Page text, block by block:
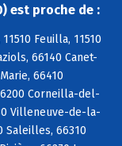
est proche de :
Feuilla, 11510
66140 Canet-
66410
Corneilla-del-
Villeneuve-de-la-
Saleilles, 66310